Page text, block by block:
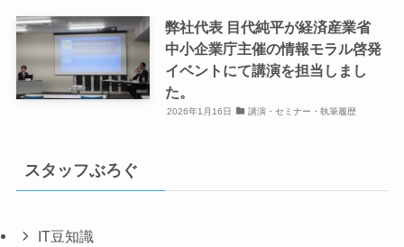
弊社代表 目代純平が経済産業省
中小企業庁主催の情報モラル啓発
イベントにて講演を担当しまし
た。
2026年1月16日 講演・セミナー・執筆履歴
スタッフぶろぐ
IT豆知識